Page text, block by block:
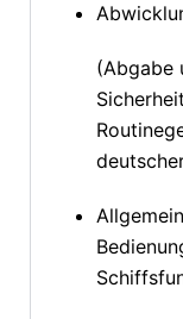
(Abgabe